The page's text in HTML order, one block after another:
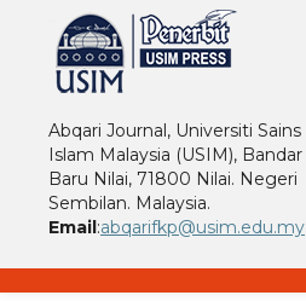
Abqari Journal, Universiti Sains
Islam Malaysia (USIM), Bandar
Baru Nilai, 71800 Nilai. Negeri
Sembilan. Malaysia.
Email:abqarifkp@usim.edu.my